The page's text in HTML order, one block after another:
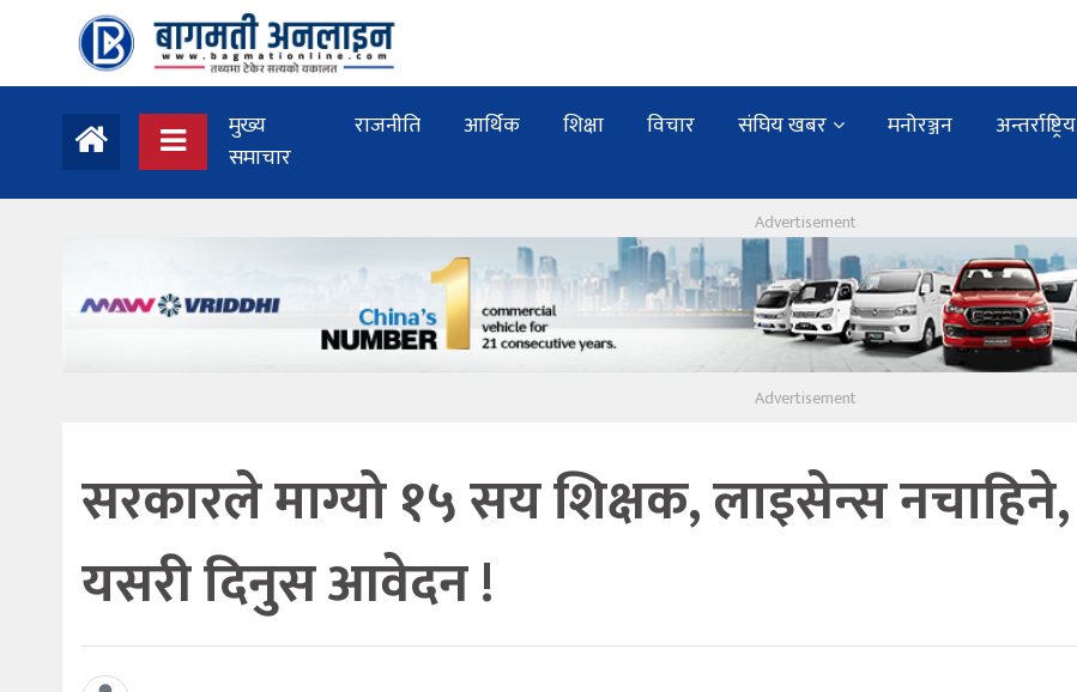
मुख्य
समाचार
राजनीति आर्थिक शिक्षा विचार संघिय खबर मनोरञ्जन अन्तर्राष्ट्रिय
सरकारले माग्यो १५ सय शिक्षक, लाइसेन्स नचाहिने,
यसरी दिनुस आवेदन !